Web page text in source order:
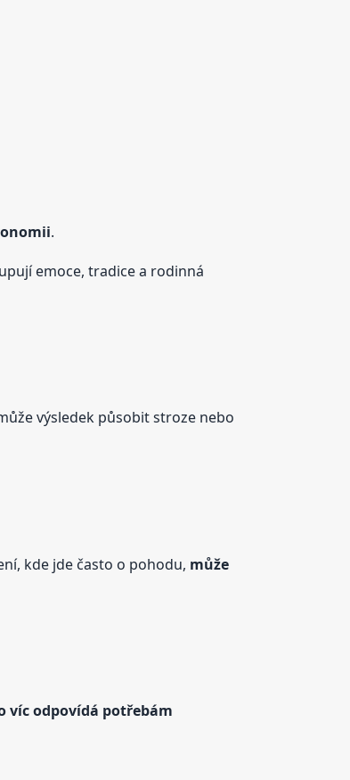
.
emoce, tradice a rodinná
výsledek působit stroze nebo
kde jde často o pohodu, může
víc odpovídá potřebám